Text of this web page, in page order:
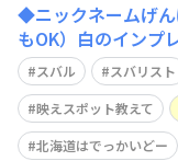
◆ニックネームげ
もOK）白のインプ
自己紹介をどうぞ
ち、（・”@スヌー
やっとの思いで運
らスバルで、いつか
スバル スバリスト
映えスポット教えて
北海道はでっかいどー